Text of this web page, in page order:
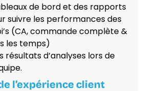
de bord et des rapports
suivre les performances des
(CA, commande complète &
les temps)
résultats d’analyses lors de
l’expérience client